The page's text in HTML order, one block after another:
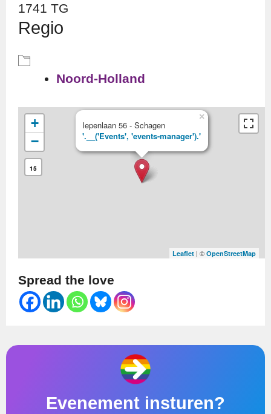
1741 TG
Regio
Noord-Holland
Iepenlaan 56 - Schagen
'.__('Events', 'events-manager').'
×
+
−
15
Leaflet | © OpenStreetMap
Spread the love
Evenement insturen?